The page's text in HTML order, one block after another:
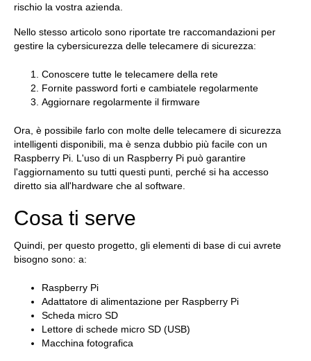
rischio la vostra azienda.
Nello stesso articolo sono riportate tre raccomandazioni per
gestire la cybersicurezza delle telecamere di sicurezza:
Conoscere tutte le telecamere della rete
Fornite password forti e cambiatele regolarmente
Aggiornare regolarmente il firmware
Ora, è possibile farlo con molte delle telecamere di sicurezza
intelligenti disponibili, ma è senza dubbio più facile con un
Raspberry Pi. L'uso di un Raspberry Pi può garantire
l'aggiornamento su tutti questi punti, perché si ha accesso
diretto sia all'hardware che al software.
Cosa ti serve
Quindi, per questo progetto, gli elementi di base di cui avrete
bisogno sono: a:
Raspberry Pi
Adattatore di alimentazione per Raspberry Pi
Scheda micro SD
Lettore di schede micro SD (USB)
Macchina fotografica